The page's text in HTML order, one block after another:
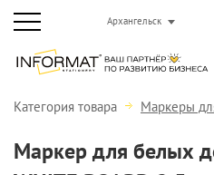
Архангельск
Категория товара Маркеры
Маркер для белых